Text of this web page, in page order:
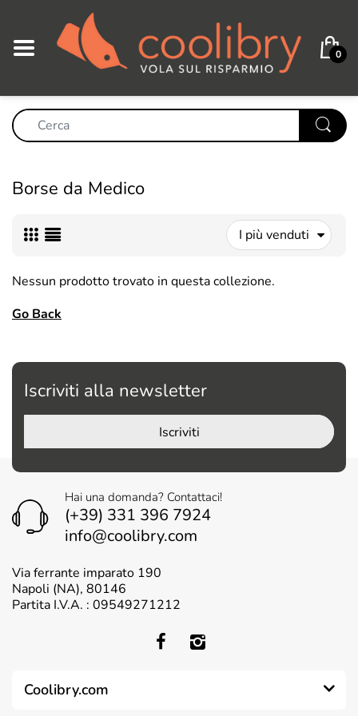
0
Borse da Medico
I più venduti
Nessun prodotto trovato in questa collezione.
Go Back
Iscriviti alla newsletter
Iscriviti
Hai una domanda? Contattaci!
(+39) 331 396 7924
info@coolibry.com
Via ferrante imparato 190
Napoli (NA), 80146
Partita I.V.A. : 09549271212
Coolibry.com